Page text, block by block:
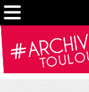
Cookies